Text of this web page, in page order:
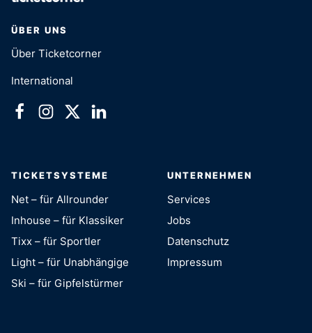
ÜBER UNS
Über Ticketcorner
International
TICKETSYSTEME
Net – für Allrounder
Inhouse – für Klassiker
Tixx – für Sportler
Light – für Unabhängige
Ski – für Gipfelstürmer
UNTERNEHMEN
Services
Jobs
Datenschutz
Impressum